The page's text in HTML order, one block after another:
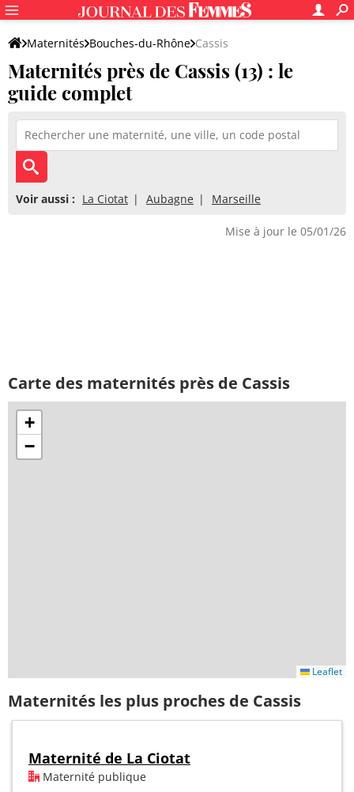
Maternités Bouches-du-Rhône Cassis
Maternités près de Cassis (13) : le
guide complet
Voir aussi : La Ciotat Aubagne Marseille
Mise à jour le 05/01/26
Carte des maternités près de Cassis
+
−
Leaflet
Maternités les plus proches de Cassis
Maternité de La Ciotat
Maternité publique